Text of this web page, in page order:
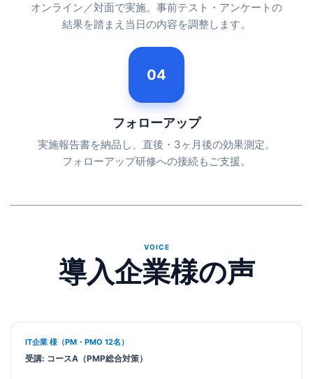
オンライン／対面で実施。事前テスト・アンケートの
結果を踏まえ当日の内容を調整します。
04
フォローアップ
実施報告書を納品し、直後・3ヶ月後の効果測定。
フォローアップ研修への接続もご支援。
VOICE
導入企業様の声
IT企業 様（PM・PMO 12名）
受講: コースA（PMP総合対策）